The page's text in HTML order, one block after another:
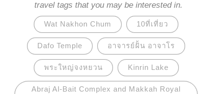
travel tags that you may be interested in.
Wat Nakhon Chum 10ที่เที่ยว
Dafo Temple อาจารย์ฝั้น อาจาโร
พระใหญ่จงหยวน Kinrin Lake
Abraj Al-Bait Complex and Makkah Royal